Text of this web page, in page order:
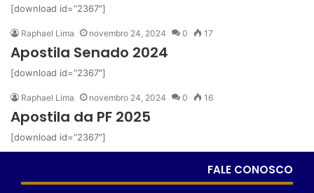
[download id=”2367″]
Raphael Lima novembro 24, 2024 0 17
Apostila Senado 2024
[download id=”2367″]
Raphael Lima novembro 24, 2024 0 16
Apostila da PF 2025
[download id=”2367″]
FALE CONOSCO